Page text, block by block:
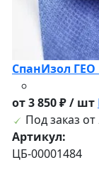
СпанИзол ГЕО
от 3 850 ₽ / шт
Под заказ от
Артикул:
ЦБ-00001484